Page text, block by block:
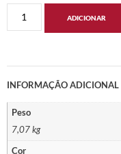
ADICIONAR
INFORMAÇÃO ADICIONAL
Peso
7,07 kg
Cor